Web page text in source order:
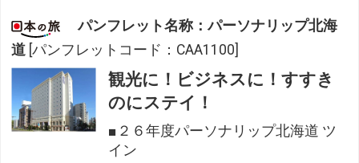
パンフレット名称：パーソナリップ北海
道 [パンフレットコード：CAA1100]
観光に！ビジネスに！すすき
のにステイ！
■２６年度パーソナリップ北海道 ツ
イン